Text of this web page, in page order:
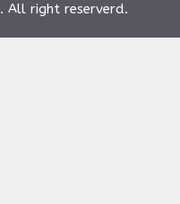
All right reserverd.